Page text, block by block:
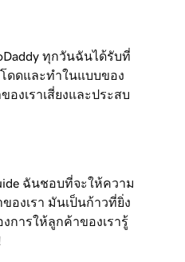
ทุกวันฉันได้รับที่
ดดและทำในแบบของ
องเราเสี่ยงและประสบ
ฉันชอบที่จะให้ความ
องเรา มันเป็นก้าวที่ยิ่ง
การให้ลูกค้าของเรารู้